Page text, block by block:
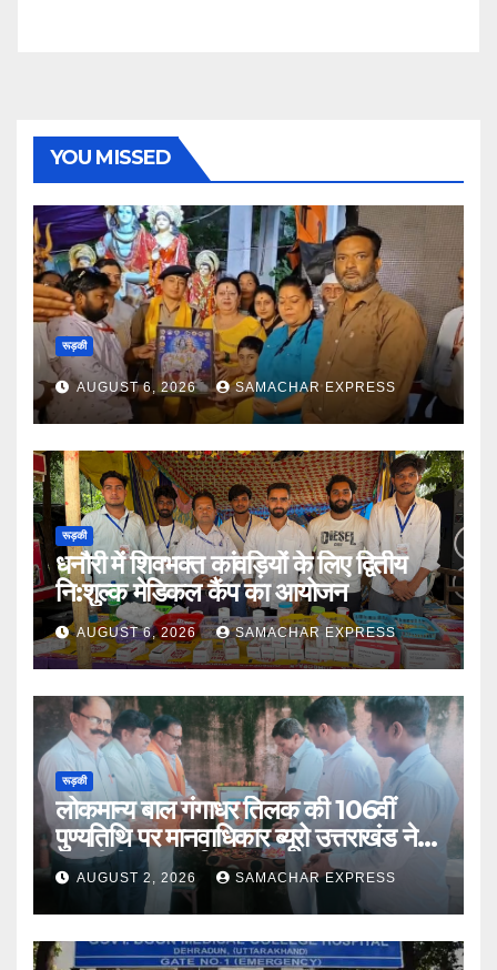
YOU MISSED
रूड़की
AUGUST 6, 2026 SAMACHAR EXPRESS
रूड़की
धनौरी में शिवभक्त कांवड़ियों के लिए द्वितीय
नि:शुल्क मेडिकल कैंप का आयोजन
AUGUST 6, 2026 SAMACHAR EXPRESS
रूड़की
लोकमान्य बाल गंगाधर तिलक की 106वीं
पुण्यतिथि पर मानवाधिकार ब्यूरो उत्तराखंड ने दी
भावभीनी श्रद्धांजलि
AUGUST 2, 2026 SAMACHAR EXPRESS